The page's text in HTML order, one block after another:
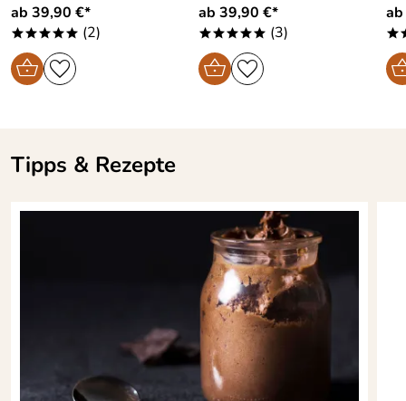
ab 39,90 €*
***** (2)
ab 39,90 €*
***** (3)
Tipps & Rezepte